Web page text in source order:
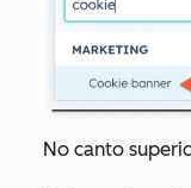
No canto